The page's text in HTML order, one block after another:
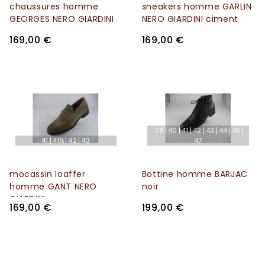
chaussures homme
GEORGES NERO GIARDINI
169,00 €
sneakers homme GARLIN
NERO GIARDINI ciment
169,00 €
41 41½ 42 43
mocassin loaffer
homme GANT NERO
GIARDINI
169,00 €
39 40 41 42 43 44 45
47
Bottine homme BARJAC
noir
199,00 €